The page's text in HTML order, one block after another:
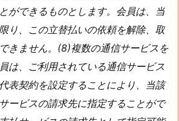
ができるものとします。会員は、当
り、この立替払いの依頼を解除、取
きません。(8)複数の通信サービスを
は、ご利用されている通信サービス
表契約を設定することにより、当該
ービスの請求先に指定することがで